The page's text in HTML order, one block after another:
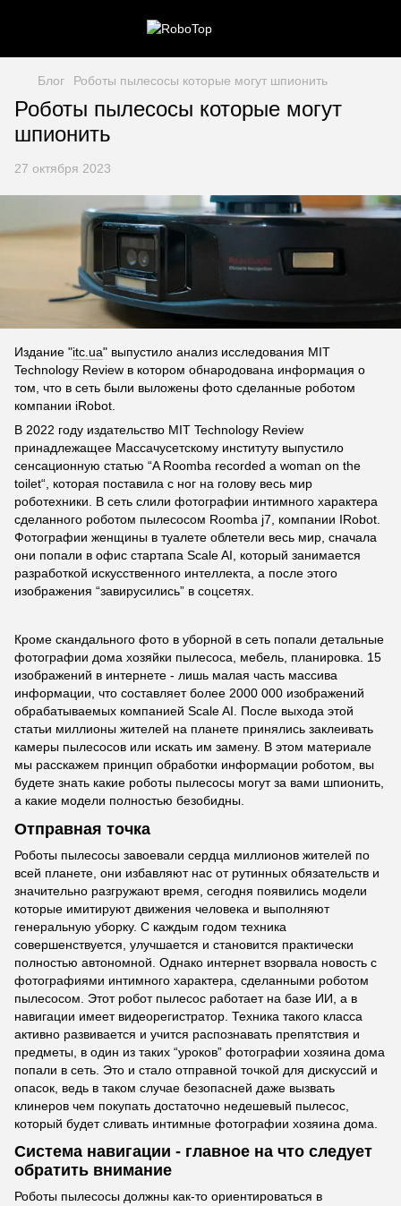
Блог Роботы пылесосы которые могут шпионить
Роботы пылесосы которые могут
шпионить
27 октября 2023
Издание "itc.ua" выпустило анализ исследования MIT
Technology Review в котором обнародована информация о
том, что в сеть были выложены фото сделанные роботом
компании iRobot.
В 2022 году издательство MIT Technology Review
принадлежащее Массачусетскому институту выпустило
сенсационную статью “A Roomba recorded a woman on the
toilet“, которая поставила с ног на голову весь мир
роботехники. В сеть слили фотографии интимного характера
сделанного роботом пылесосом Roomba j7, компании IRobot.
Фотографии женщины в туалете облетели весь мир, сначала
они попали в офис стартапа Scale AI, который занимается
разработкой искусственного интеллекта, а после этого
изображения “завирусились” в соцсетях.
Кроме скандального фото в уборной в сеть попали детальные
фотографии дома хозяйки пылесоса, мебель, планировка. 15
изображений в интернете - лишь малая часть массива
информации, что составляет более 2000 000 изображений
обрабатываемых компанией Scale AI. После выхода этой
статьи миллионы жителей на планете принялись заклеивать
камеры пылесосов или искать им замену. В этом материале
мы расскажем принцип обработки информации роботом, вы
будете знать какие роботы пылесосы могут за вами шпионить,
а какие модели полностью безобидны.
Отправная точка
Роботы пылесосы завоевали сердца миллионов жителей по
всей планете, они избавляют нас от рутинных обязательств и
значительно разгружают время, сегодня появились модели
которые имитируют движения человека и выполняют
генеральную уборку. С каждым годом техника
совершенствуется, улучшается и становится практически
полностью автономной. Однако интернет взорвала новость с
фотографиями интимного характера, сделанными роботом
пылесосом. Этот робот пылесос работает на базе ИИ, а в
навигации имеет видеорегистратор. Техника такого класса
активно развивается и учится распознавать препятствия и
предметы, в один из таких “уроков” фотографии хозяина дома
попали в сеть. Это и стало отправной точкой для дискуссий и
опасок, ведь в таком случае безопасней даже вызвать
клинеров чем покупать достаточно недешевый пылесос,
который будет сливать интимные фотографии хозяина дома.
Система навигации - главное на что следует
обратить внимание
Роботы пылесосы должны как-то ориентироваться в